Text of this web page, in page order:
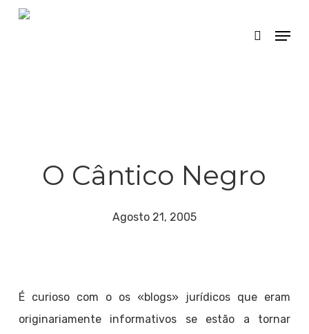
Skip
search
Menu
O Cântico Negro
Agosto 21, 2005
É curioso com o os «blogs» jurídicos que eram
originariamente informativos se estão a tornar